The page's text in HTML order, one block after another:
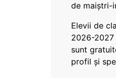
de maiștri-
Elevii de
2026-
sunt
profil și